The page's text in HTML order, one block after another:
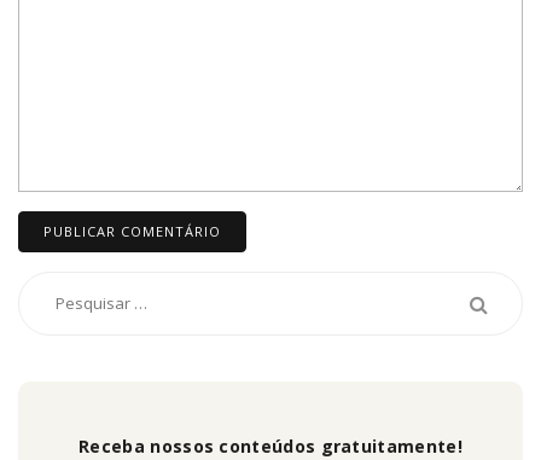
Receba nossos conteúdos gratuitamente!